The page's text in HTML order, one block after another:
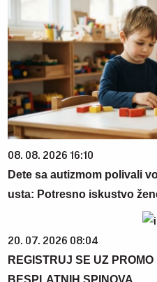
08. 08. 2026 16:10
Dete sa autizmom polivali
usta: Potresno iskustvo
20. 07. 2026 08:04
REGISTRUJ SE UZ
BESPLATNIH SPINOVA